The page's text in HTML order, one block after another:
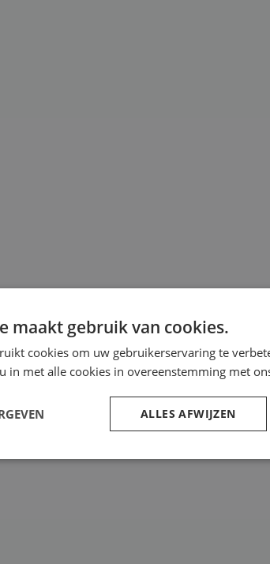
maakt gebruik van cookies.
cookies om uw gebruikerservaring te
in met alle cookies in overeenstemming met
ALLES AFWIJZEN